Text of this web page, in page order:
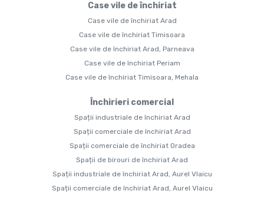
Case vile de închiriat
Case vile de închiriat Arad
Case vile de închiriat Timisoara
Case vile de închiriat Arad, Parneava
Case vile de închiriat Periam
Case vile de închiriat Timisoara, Mehala
Închirieri comercial
Spații industriale de închiriat Arad
Spații comerciale de închiriat Arad
Spații comerciale de închiriat Oradea
Spații de birouri de închiriat Arad
Spații industriale de închiriat Arad, Aurel Vlaicu
Spații comerciale de închiriat Arad, Aurel Vlaicu